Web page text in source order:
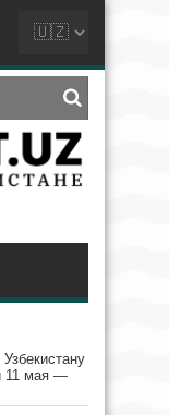
11 мая —